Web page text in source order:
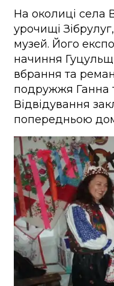
На околиці села
урочищі
музей. Його
начиння
вбрання та
подружжя Ганна
Відвідування
попередньою